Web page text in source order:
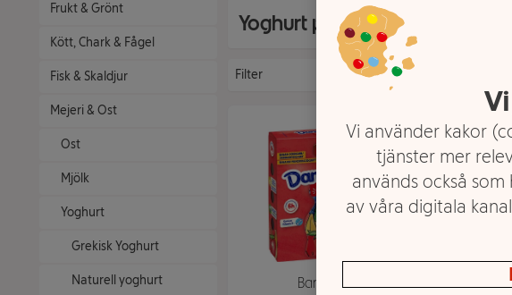
Frukt & Grönt
Kött, Chark & Fågel
Fisk & Skaldjur
Mejeri & Ost
Ost
Mjölk
Yoghurt
Grekisk Yoghurt
Naturell yoghurt
Yoghurt portionsförpackning
Filter
Banan
Yoghurt
Vi använder kakor
tjänster mer
används också
av våra digitala